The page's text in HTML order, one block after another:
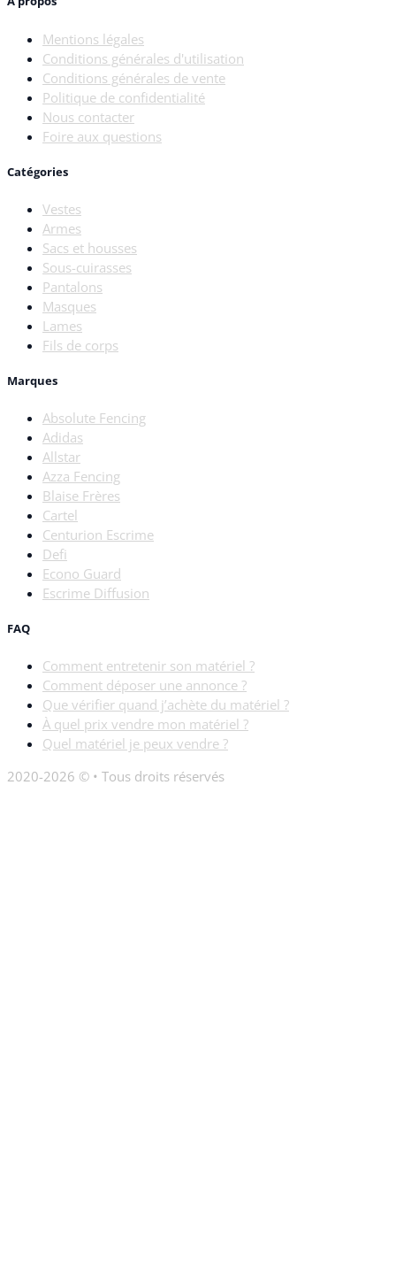
Mentions légales
Conditions générales d'utilisation
Conditions générales de vente
Politique de confidentialité
Nous contacter
Foire aux questions
Catégories
Vestes
Armes
Sacs et housses
Sous-cuirasses
Pantalons
Masques
Lames
Fils de corps
Marques
Absolute Fencing
Adidas
Allstar
Azza Fencing
Blaise Frères
Cartel
Centurion Escrime
Defi
Econo Guard
Escrime Diffusion
FAQ
Comment entretenir son matériel ?
Comment déposer une annonce ?
Que vérifier quand j’achète du matériel ?
À quel prix vendre mon matériel ?
Quel matériel je peux vendre ?
2020-2026 © • Tous droits réservés